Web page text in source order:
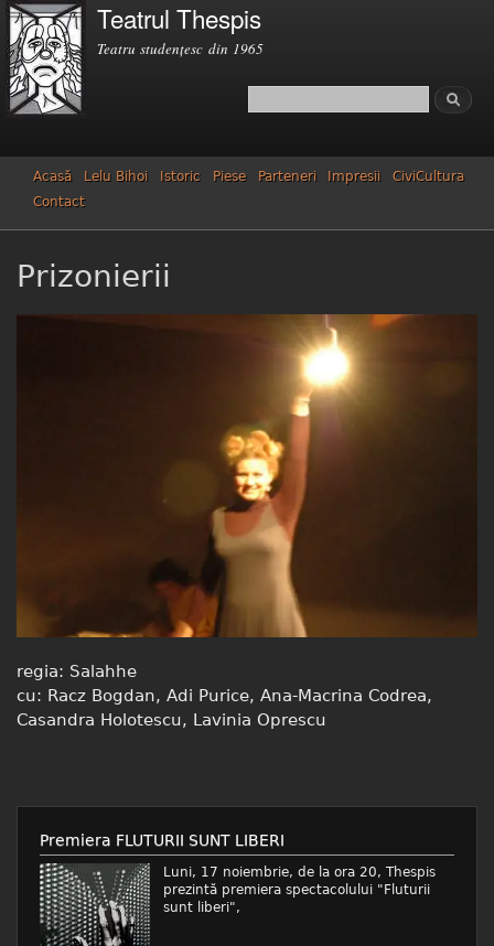
Mergi la
conţinutul
principal
Teatrul Thespis
Teatru studenţesc din 1965
Formular de căutare
Căutare
Acasă Lelu Bihoi Istoric Piese Parteneri Impresii
CiviCultura
Contact
Prizonierii
regia: Salahhe
cu: Racz Bogdan, Adi Purice, Ana-Macrina Codrea,
Casandra Holotescu, Lavinia Oprescu
Premiera FLUTURII SUNT LIBERI
Luni, 17 noiembrie, de la ora 20, Thespis
prezintă premiera spectacolului "Fluturii
sunt liberi",